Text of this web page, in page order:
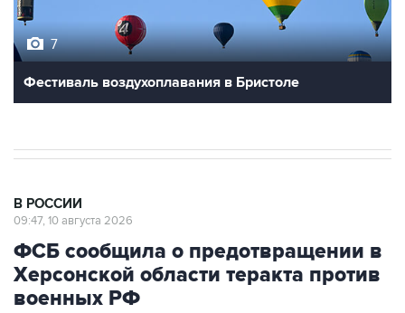
7
Фестиваль воздухоплавания в Бристоле
В РОССИИ
09:47, 10 августа 2026
ФСБ сообщила о предотвращении в
Херсонской области теракта против
военных РФ